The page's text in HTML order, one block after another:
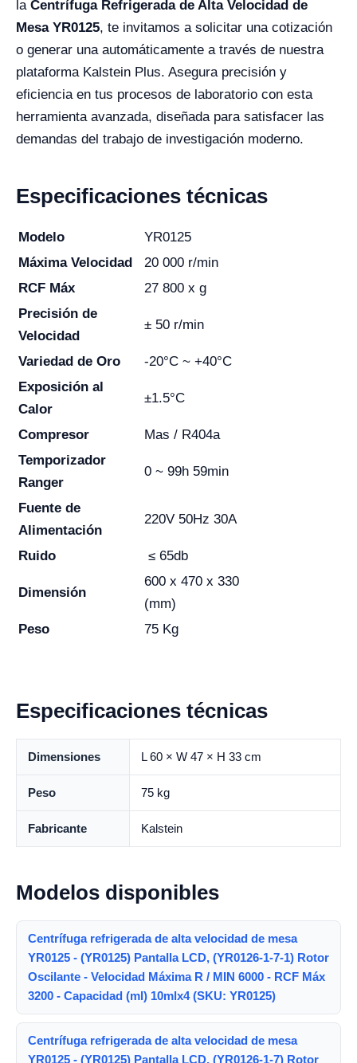
la Centrífuga Refrigerada de Alta Velocidad de
Mesa YR0125, te invitamos a solicitar una cotización
o generar una automáticamente a través de nuestra
plataforma Kalstein Plus. Asegura precisión y
eficiencia en tus procesos de laboratorio con esta
herramienta avanzada, diseñada para satisfacer las
demandas del trabajo de investigación moderno.
Especificaciones técnicas
Modelo
YR0125
Máxima Velocidad
20 000 r/min
RCF Máx
27 800 x g
Precisión de
Velocidad
± 50 r/min
Variedad de Oro
-20°C ~ +40°C
Exposición al
Calor
±1.5°C
Compresor
Mas / R404a
Temporizador
Ranger
0 ~ 99h 59min
Fuente de
Alimentación
220V 50Hz 30A
Ruido ≤ 65db
Dimensión
600 x 470 x 330
(mm)
Peso
75 Kg
Especificaciones técnicas
Dimensiones L 60 × W 47 × H 33 cm
Peso 75 kg
Fabricante Kalstein
Modelos disponibles
Centrífuga refrigerada de alta velocidad de mesa
YR0125 - (YR0125) Pantalla LCD, (YR0126-1-7-1) Rotor
Oscilante - Velocidad Máxima R / MIN 6000 - RCF Máx
3200 - Capacidad (ml) 10mlx4 (SKU: YR0125)
Centrífuga refrigerada de alta velocidad de mesa
YR0125 - (YR0125) Pantalla LCD, (YR0126-1-7) Rotor